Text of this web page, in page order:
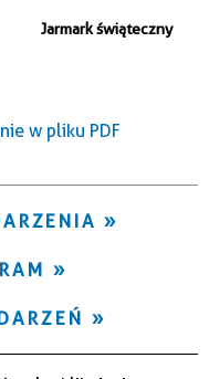
Jarmark świąteczny
w pliku PDF